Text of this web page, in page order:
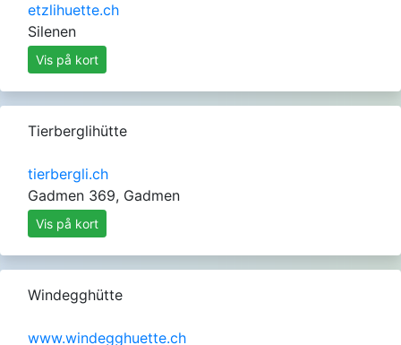
etzlihuette.ch
Silenen
Vis på kort
Tierberglihütte
tierbergli.ch
Gadmen 369, Gadmen
Vis på kort
Windegghütte
www.windegghuette.ch